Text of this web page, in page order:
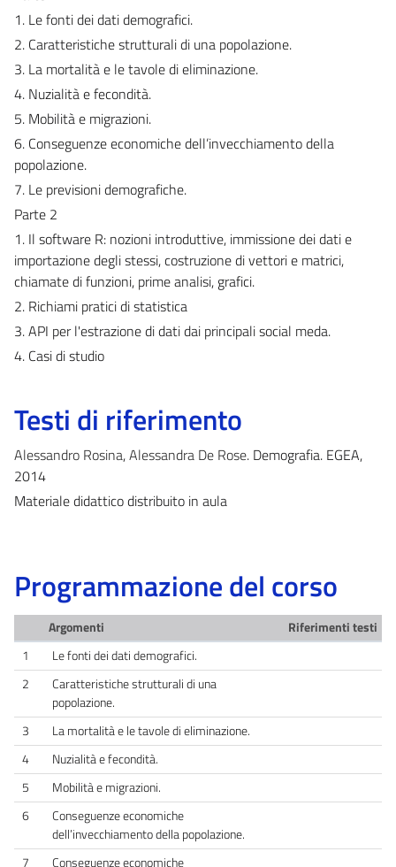
1. Le fonti dei dati demografici.
2. Caratteristiche strutturali di una popolazione.
3. La mortalità e le tavole di eliminazione.
4. Nuzialità e fecondità.
5. Mobilità e migrazioni.
6. Conseguenze economiche dell’invecchiamento della
popolazione.
7. Le previsioni demografiche.
Parte 2
1. Il software R: nozioni introduttive, immissione dei dati e
importazione degli stessi, costruzione di vettori e matrici,
chiamate di funzioni, prime analisi, grafici.
2. Richiami pratici di statistica
3. API per l'estrazione di dati dai principali social meda.
4. Casi di studio
Testi di riferimento
Alessandro Rosina,Alessandra De Rose. Demografia. EGEA,
2014
Materiale didattico distribuito in aula
Programmazione del corso
Argomenti
Riferimenti testi
1
Le fonti dei dati demografici.
2
Caratteristiche strutturali di una
popolazione.
3
La mortalità e le tavole di eliminazione.
4
Nuzialità e fecondità.
5
Mobilità e migrazioni.
6
Conseguenze economiche
dell’invecchiamento della popolazione.
7
Conseguenze economiche